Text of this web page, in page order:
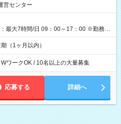
験 7:00～13:30（休憩なし） 時給1,300
時間＝日収8,400円＋交通費 【試用期
営センター
最大7時間/日 09：00～17：00 ※勤務時
ります。
（1ヶ月以内）
ワークOK / 10名以上の大量募集
応募する 詳細へ